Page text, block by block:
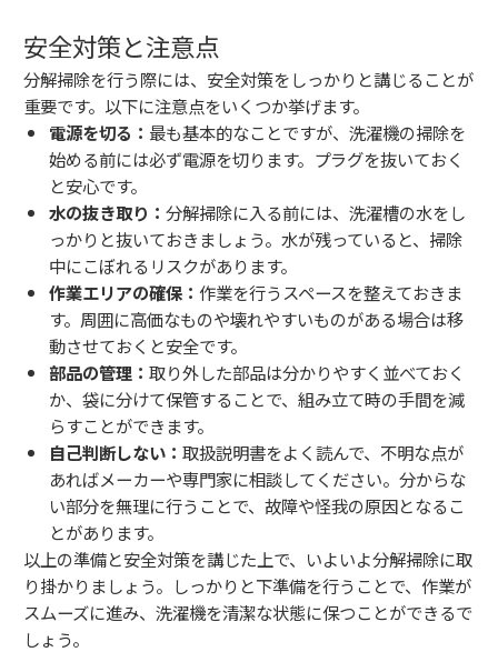
安全対策と注意点
分解掃除を行う際には、安全対策をしっかりと講じることが
重要です。以下に注意点をいくつか挙げます。
電源を切る： 最も基本的なことですが、洗濯機の掃除を
始める前には必ず電源を切ります。プラグを抜いておく
と安心です。
水の抜き取り：分解掃除に入る前には、洗濯槽の水をし
っかりと抜いておきましょう。水が残っていると、掃除
中にこぼれるリスクがあります。
作業エリアの確保：作業を行うスペースを整えておきま
す。周囲に高価なものや壊れやすいものがある場合は移
動させておくと安全です。
部品の管理：取り外した部品は分かりやすく並べておく
か、袋に分けて保管することで、組み立て時の手間を減
らすことができます。
自己判断しない：取扱説明書をよく読んで、不明な点が
あればメーカーや専門家に相談してください。分からな
い部分を無理に行うことで、故障や怪我の原因となるこ
とがあります。
以上の準備と安全対策を講じた上で、いよいよ分解掃除に取
り掛かりましょう。しっかりと下準備を行うことで、作業が
スムーズに進み、洗濯機を清潔な状態に保つことができるで
しょう。